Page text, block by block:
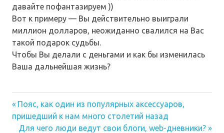
давайте пофантазируем ))
Вот к примеру — Вы действительно выиграли
миллион долларов, неожиданно свалился на Вас
такой подарок судьбы.
Чтобы Вы делали с деньгами и как бы изменилась
Ваша дальнейшая жизнь?
Навигация
по
Предыдущая
запись:
Пояс, как один из популярных аксессуаров,
пришедший к нам много столетий назад
Следующая
Для чего люди ведут свои блоги, web-дневники?